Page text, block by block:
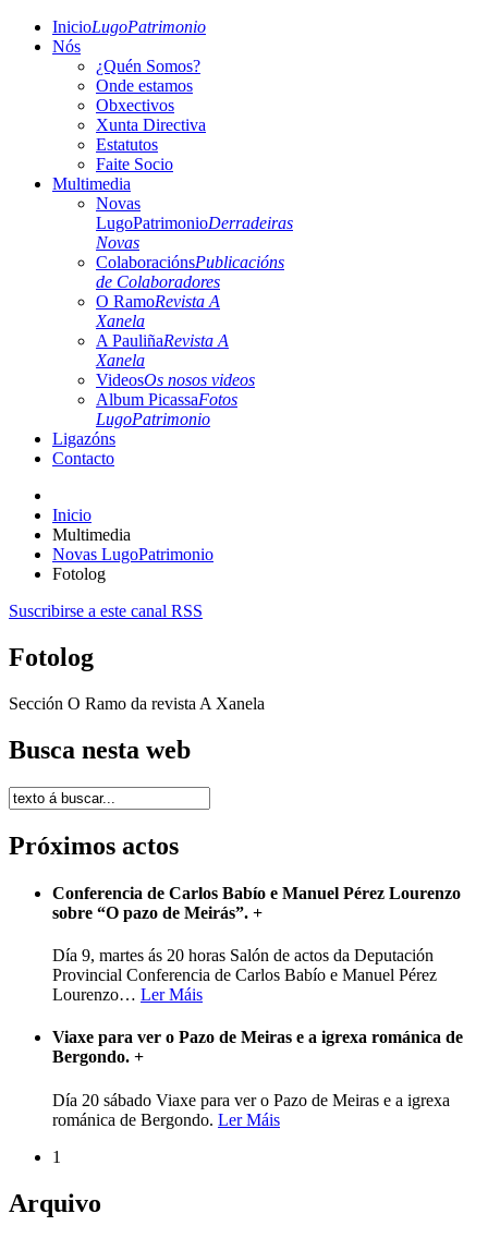
InicioLugoPatrimonio
Nós
¿Quén Somos?
Onde estamos
Obxectivos
Xunta Directiva
Estatutos
Faite Socio
Multimedia
Novas
LugoPatrimonioDerradeiras
Novas
ColaboraciónsPublicacións
de Colaboradores
O RamoRevista A
Xanela
A PauliñaRevista A
Xanela
VideosOs nosos videos
Album PicassaFotos
LugoPatrimonio
Ligazóns
Contacto
Inicio
Multimedia
Novas LugoPatrimonio
Fotolog
Suscribirse a este canal RSS
Fotolog
Sección O Ramo da revista A Xanela
Busca nesta web
Próximos actos
Conferencia de Carlos Babío e Manuel Pérez Lourenzo
sobre “O pazo de Meirás”. +
Día 9, martes ás 20 horas Salón de actos da Deputación
Provincial Conferencia de Carlos Babío e Manuel Pérez
Lourenzo… Ler Máis
Viaxe para ver o Pazo de Meiras e a igrexa románica de
Bergondo. +
Día 20 sábado Viaxe para ver o Pazo de Meiras e a igrexa
románica de Bergondo. Ler Máis
1
Arquivo